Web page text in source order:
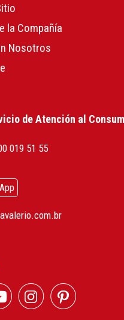
la Compañía
Nosotros
de Atención al
019 51 55